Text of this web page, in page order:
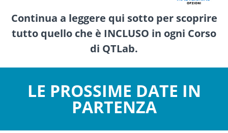
Continua a leggere qui sotto per scoprire
tutto quello che è INCLUSO in ogni Corso
di QTLab.
LE PROSSIME DATE IN
PARTENZA